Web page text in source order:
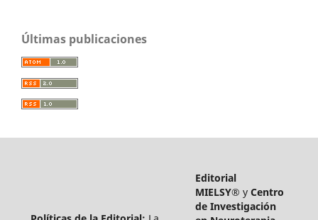
Últimas publicaciones
Editorial
MIELSY® y Centro
de Investigación